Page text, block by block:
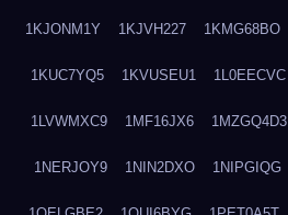
1KJONM1Y 1KJVH227 1KMG68BO
1KUC7YQ5 1KVUSEU1 1L0EECVC
1LVWMXC9 1MF16JX6 1MZGQ4D3
1NERJOY9 1NIN2DXO 1NIPGIQG